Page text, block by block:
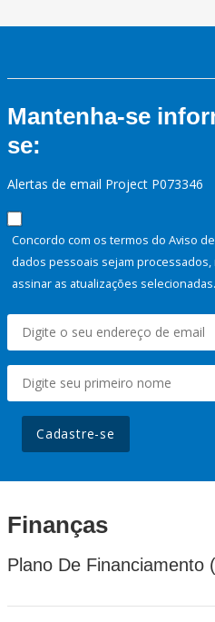
Mantenha-se
se:
Alertas de email Project P073346
Concordo com os termos do Aviso
dados pessoais sejam
assinar as atualizações selecionadas.
Cadastre-se
Finanças
Plano De Financiamento